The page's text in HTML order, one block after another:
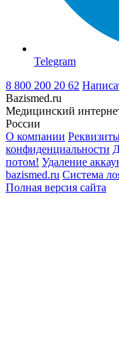
Telegram
8 800 200 20 62
Bazismed.ru
Медицинский
России
О компании
конфиденциальности
потом! Удаление
bazismed.ru Система
Полная версия сайта